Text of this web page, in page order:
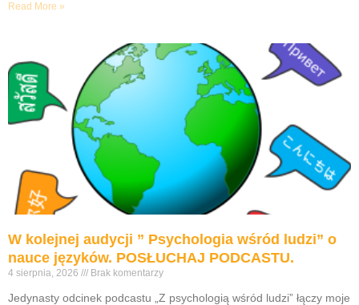
Read More »
W kolejnej audycji ” Psychologia wśród ludzi” o
nauce języków. POSŁUCHAJ PODCASTU.
4 sierpnia, 2026 Brak komentarzy
Jedynasty odcinek podcastu „Z psychologią wśród ludzi” łączy moje